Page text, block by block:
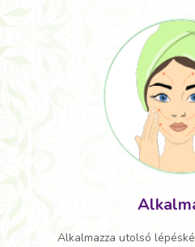
Alkalmazza utolsó